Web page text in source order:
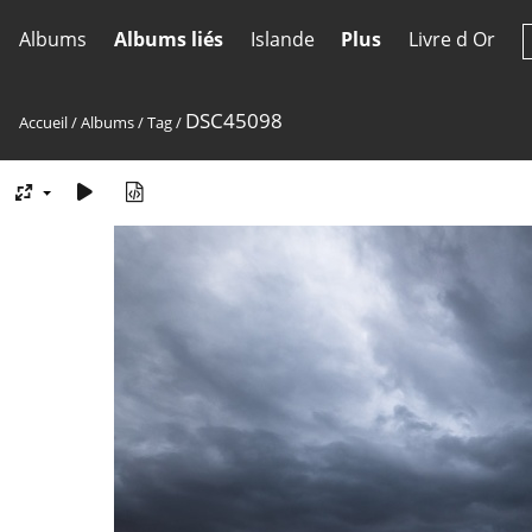
Albums Albums liés Islande Plus Livre d Or
Accueil/Albums/Tag/ DSC45098